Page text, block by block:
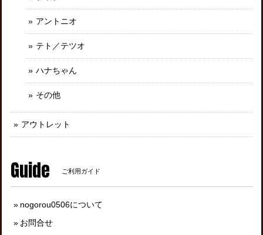
アントニオ
テト／テツオ
ハナちゃん
その他
アウトレット
Guide ご利用ガイド
nogorou0506について
お問合せ